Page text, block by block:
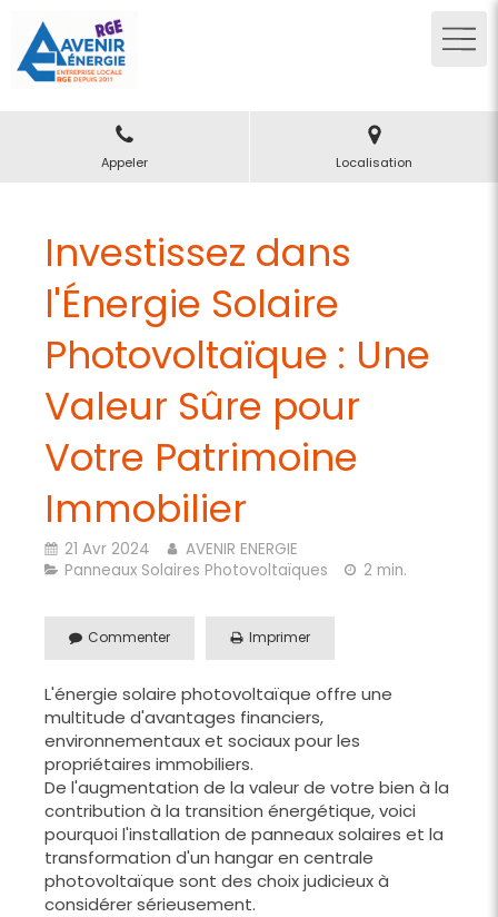
Appeler Localisation
Investissez dans
l'Énergie Solaire
Photovoltaïque : Une
Valeur Sûre pour
Votre Patrimoine
Immobilier
21 Avr 2024
AVENIR ENERGIE
Panneaux Solaires Photovoltaïques
2 min.
Commenter Imprimer
L'énergie solaire photovoltaïque offre une
multitude d'avantages financiers,
environnementaux et sociaux pour les
propriétaires immobiliers.
De l'augmentation de la valeur de votre bien à la
contribution à la transition énergétique, voici
pourquoi l'installation de panneaux solaires et la
transformation d'un hangar en centrale
photovoltaïque sont des choix judicieux à
considérer sérieusement.